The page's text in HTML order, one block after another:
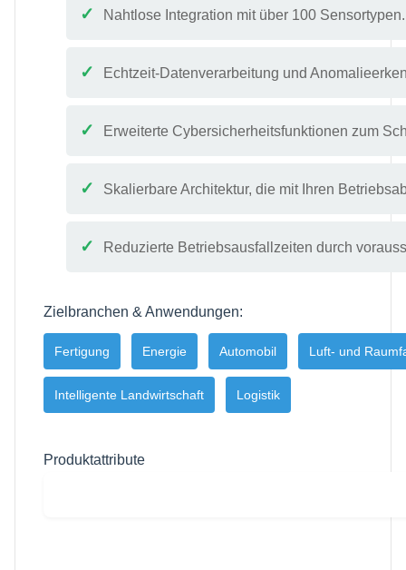
Nahtlose Integration mit über 100 Sensortypen.
Echtzeit-Datenverarbeitung und
Erweiterte Cybersicherheitsfunktionen zum
Skalierbare Architektur, die mit Ihren
Reduzierte Betriebsausfallzeiten durch
Zielbranchen & Anwendungen:
Fertigung Energie Automobil Luft- und
Intelligente Landwirtschaft Logistik
Produktattribute